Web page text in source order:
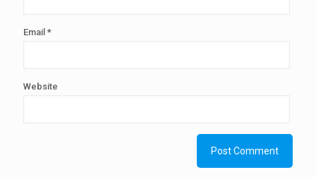
Email *
Website